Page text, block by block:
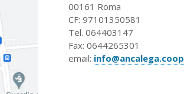
00161 Roma
CF: 97101350581
Tel. 064403147
Fax: 0644265301
email: info@ancalega.coop